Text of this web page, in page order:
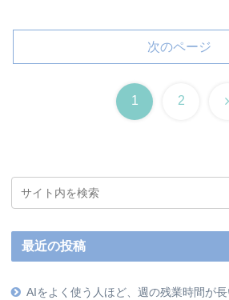
次のページ
1 2
最近の投稿
AIをよく使う人ほど、週の残業時間が